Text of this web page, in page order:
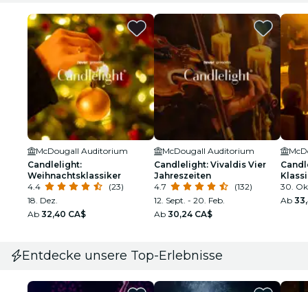
McDougall Auditorium
Candlelight:
Weihnachtsklassiker
4.4
(23)
18. Dez.
Ab 32,40 CA$
McDougall Auditorium
Candlelight: Vivaldis Vier
Jahreszeiten
4.7
(132)
12. Sept. - 20. Feb.
Ab 30,24 CA$
30.
Ab
Entdecke unsere Top-Erlebnisse